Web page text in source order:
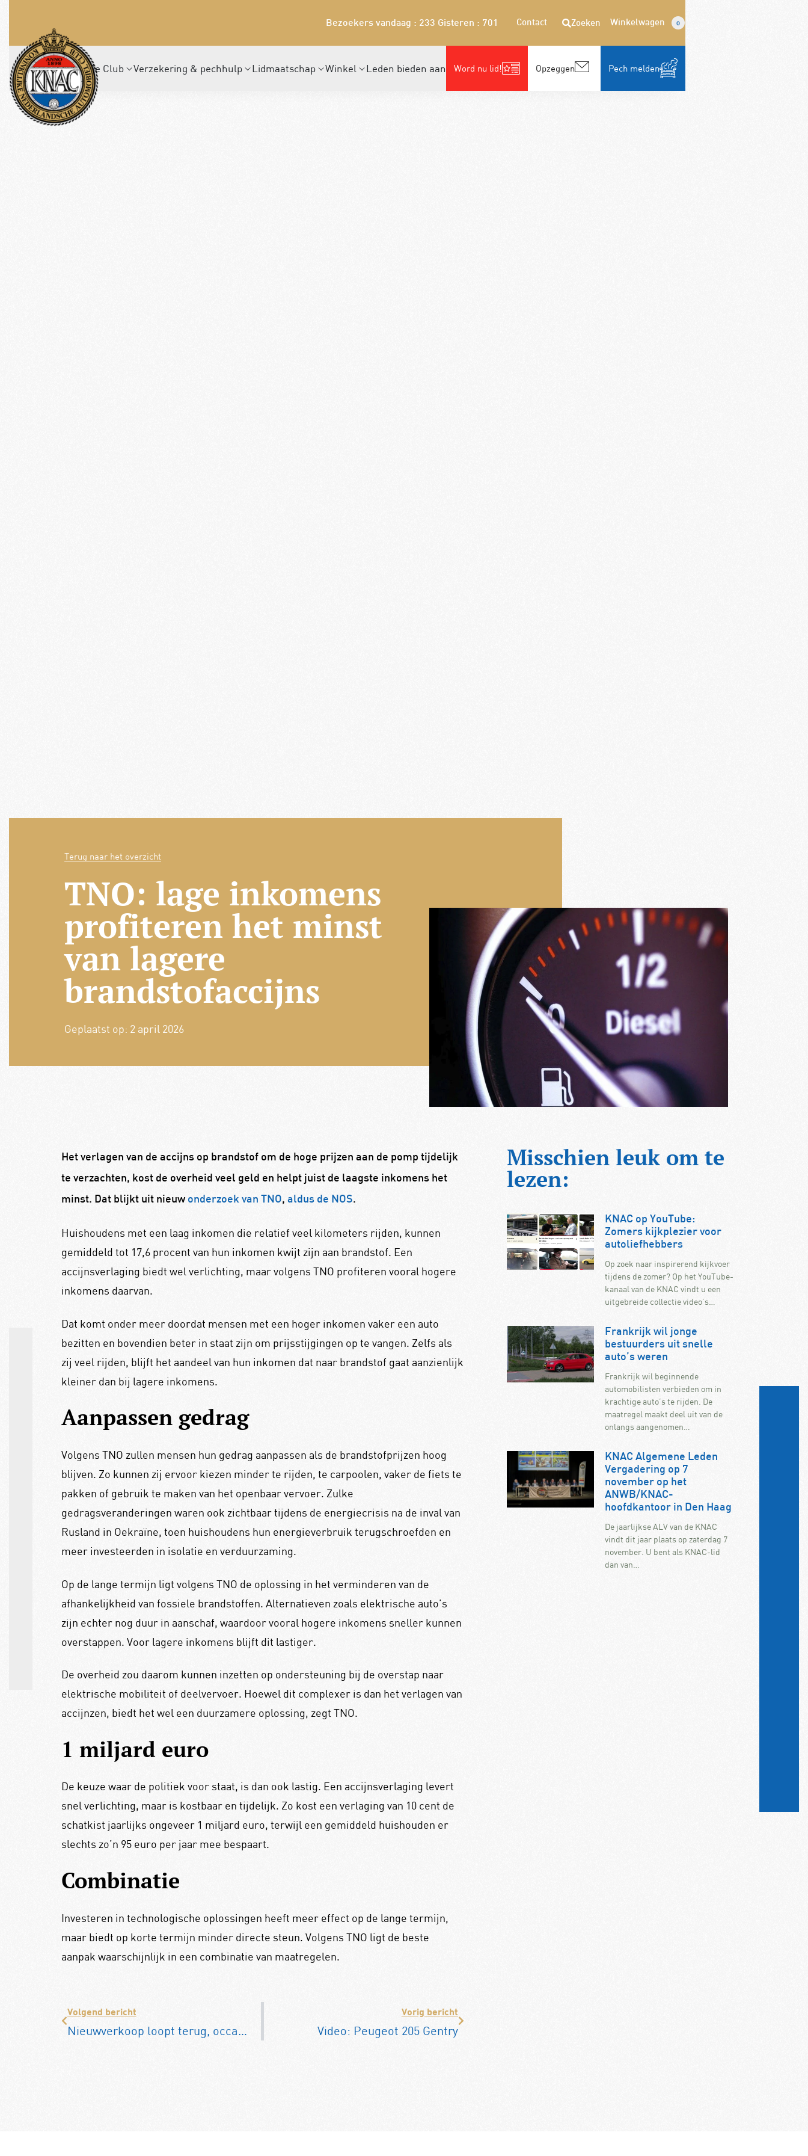
Bezoekers vandaag : 233 Gisteren : 701 Contact Zoeken Winkelwagen 0
De Club Verzekering & pechhulp Lidmaatschap Winkel Leden bieden aan Word nu lid! Opzeggen Pech melden
Terug naar het overzicht
TNO: lage inkomens
profiteren het minst
van lagere
brandstofaccijns
Geplaatst op: 2 april 2026
Het verlagen van de accijns op brandstof om de hoge prijzen aan de pomp tijdelijk
te verzachten, kost de overheid veel geld en helpt juist de laagste inkomens het
minst. Dat blijkt uit nieuw onderzoek van TNO, aldus de NOS.
Huishoudens met een laag inkomen die relatief veel kilometers rijden, kunnen
gemiddeld tot 17,6 procent van hun inkomen kwijt zijn aan brandstof. Een
accijnsverlaging biedt wel verlichting, maar volgens TNO profiteren vooral hogere
inkomens daarvan.
Dat komt onder meer doordat mensen met een hoger inkomen vaker een auto
bezitten en bovendien beter in staat zijn om prijsstijgingen op te vangen. Zelfs als
zij veel rijden, blijft het aandeel van hun inkomen dat naar brandstof gaat aanzienlijk
kleiner dan bij lagere inkomens.
Aanpassen gedrag
Volgens TNO zullen mensen hun gedrag aanpassen als de brandstofprijzen hoog
blijven. Zo kunnen zij ervoor kiezen minder te rijden, te carpoolen, vaker de fiets te
pakken of gebruik te maken van het openbaar vervoer. Zulke
gedragsveranderingen waren ook zichtbaar tijdens de energiecrisis na de inval van
Rusland in Oekraïne, toen huishoudens hun energieverbruik terugschroefden en
meer investeerden in isolatie en verduurzaming.
Op de lange termijn ligt volgens TNO de oplossing in het verminderen van de
afhankelijkheid van fossiele brandstoffen. Alternatieven zoals elektrische auto’s
zijn echter nog duur in aanschaf, waardoor vooral hogere inkomens sneller kunnen
overstappen. Voor lagere inkomens blijft dit lastiger.
De overheid zou daarom kunnen inzetten op ondersteuning bij de overstap naar
elektrische mobiliteit of deelvervoer. Hoewel dit complexer is dan het verlagen van
accijnzen, biedt het wel een duurzamere oplossing, zegt TNO.
1 miljard euro
De keuze waar de politiek voor staat, is dan ook lastig. Een accijnsverlaging levert
snel verlichting, maar is kostbaar en tijdelijk. Zo kost een verlaging van 10 cent de
schatkist jaarlijks ongeveer 1 miljard euro, terwijl een gemiddeld huishouden er
slechts zo’n 95 euro per jaar mee bespaart.
Combinatie
Investeren in technologische oplossingen heeft meer effect op de lange termijn,
maar biedt op korte termijn minder directe steun. Volgens TNO ligt de beste
aanpak waarschijnlijk in een combinatie van maatregelen.
Volgend bericht
Nieuwverkoop loopt terug, occasionmarkt stabiel
Vorig bericht
Video: Peugeot 205 Gentry
Misschien leuk om te
lezen:
KNAC op YouTube:
Zomers kijkplezier voor
autoliefhebbers
Op zoek naar inspirerend kijkvoer
tijdens de zomer? Op het YouTube-
kanaal van de KNAC vindt u een
uitgebreide collectie video’s…
Frankrijk wil jonge
bestuurders uit snelle
auto’s weren
Frankrijk wil beginnende
automobilisten verbieden om in
krachtige auto’s te rijden. De
maatregel maakt deel uit van de
onlangs aangenomen…
KNAC Algemene Leden
Vergadering op 7
november op het
ANWB/KNAC-
hoofdkantoor in Den Haag
De jaarlijkse ALV van de KNAC
vindt dit jaar plaats op zaterdag 7
november. U bent als KNAC-lid
dan van…